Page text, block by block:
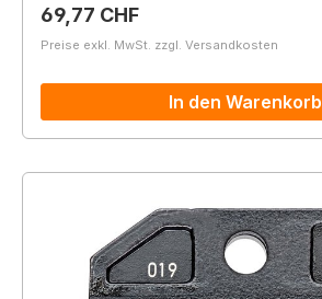
Regulärer Preis:
69,77 CHF
Preise exkl. MwSt. zzgl. Versandkosten
In den Warenkorb